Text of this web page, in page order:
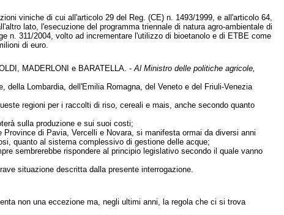
viniche di cui all'articolo 29 del Reg. (CE) n. 1493/1999, e all'articolo 64,
lato, l'esecuzione del programma triennale di natura agro-ambientale di
n. 311/2004, volto ad incrementare l'utilizzo di bioetanolo e di ETBE come
di euro.
MADERLONI e BARATELLA. -Al Ministro delle politiche agricole,
Lombardia, dell'Emilia Romagna, del Veneto e del Friuli-Venezia
regioni per i raccolti di riso, cereali e mais, anche secondo quanto
sulla produzione e sui suoi costi;
di Pavia, Vercelli e Novara, si manifesta ormai da diversi anni
quanto al sistema complessivo di gestione delle acque;
sembrerebbe rispondere al principio legislativo secondo il quale vanno
situazione descritta dalla presente interrogazione.
non una eccezione ma, negli ultimi anni, la regola che ci si trova